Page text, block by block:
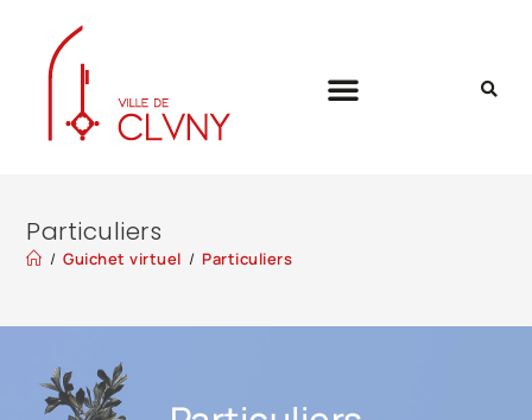
Particuliers
/ Guichet virtuel / Particuliers